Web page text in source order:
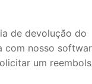
de devolução do
com nosso
um